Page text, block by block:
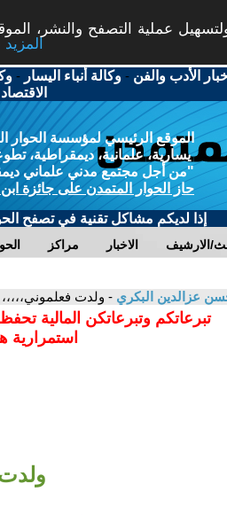
عملية التصفح والنشر،
More info - المزيد
الأدب والفن -وكالة أنباء اليسار -
الاقتصاد
الموقع الرئيسي لمؤسسة الحوار
يسارية، علمانية، ديمقراطية،
"من أجل مجتمع مدني علماني
حاز الحوار المتمدن على جائزة
إذا لديكم مشاكل تقنية في تصفح
مراكز الاخبار الارشيف
عزالدين البكري - ولدت فعلموني،،،،،
تبرعاتكم وتبرعاتكن المالية
استمرارية
ولدت